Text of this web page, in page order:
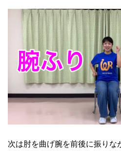
次は肘を曲げ腕を前後に振りな